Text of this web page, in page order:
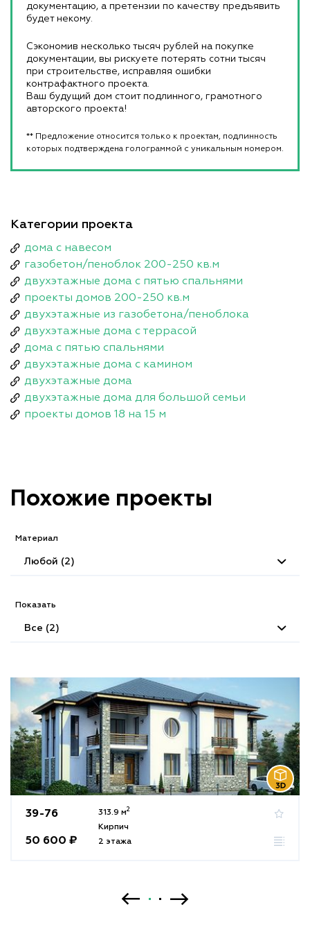
документацию, а претензии по качеству предъявить
будет некому.
Сэкономив несколько тысяч рублей на покупке
документации, вы рискуете потерять сотни тысяч
при строительстве, исправляя ошибки
контрафактного проекта.
Ваш будущий дом стоит подлинного, грамотного
авторского проекта!
** Предложение относится только к проектам, подлинность
которых подтверждена голограммой с уникальным номером.
Категории проекта
дома с навесом
газобетон/пеноблок 200-250 кв.м
двухэтажные дома с пятью спальнями
проекты домов 200-250 кв.м
двухэтажные из газобетона/пеноблока
двухэтажные дома с террасой
дома с пятью спальнями
двухэтажные дома с камином
двухэтажные дома
двухэтажные дома для большой семьи
проекты домов 18 на 15 м
Похожие проекты
Материал
Любой (2)
Показать
Все (2)
39-76
50 600 ₽
313.9 м2
Кирпич
2 этажа